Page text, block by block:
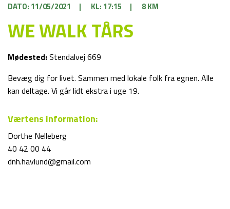
DATO: 11/05/2021 | KL: 17:15 | 8 KM
WE WALK TÅRS
Mødested:Stendalvej 669
Bevæg dig for livet. Sammen med lokale folk fra egnen. Alle
kan deltage. Vi går lidt ekstra i uge 19.
Værtens information:
Dorthe Nelleberg
40 42 00 44
dnh.havlund@gmail.com